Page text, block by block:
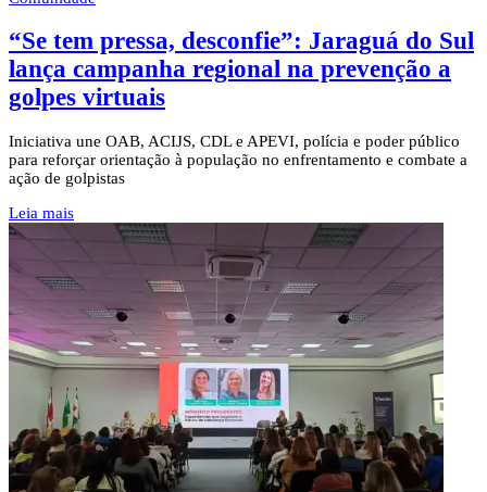
“Se tem pressa, desconfie”: Jaraguá do Sul
lança campanha regional na prevenção a
golpes virtuais
Iniciativa une OAB, ACIJS, CDL e APEVI, polícia e poder público
para reforçar orientação à população no enfrentamento e combate a
ação de golpistas
Leia mais